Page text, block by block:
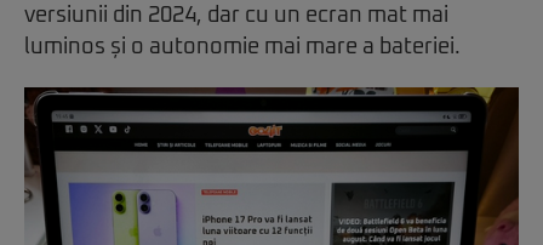
versiunii din 2024, dar cu un ecran mat mai
luminos și o autonomie mai mare a bateriei.